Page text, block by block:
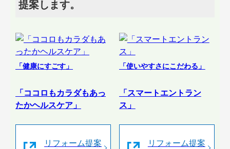
提案します。
「健康にすごす」
「ココロもカラダもあっ
たかヘルスケア」
リフォーム提案
「使いやすさにこだわる」
「スマートエントラン
ス」
リフォーム提案